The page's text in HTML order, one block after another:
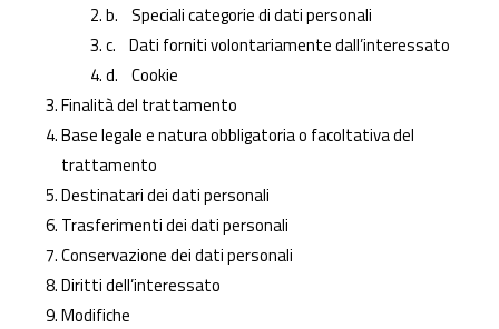
b. Speciali categorie di dati personali
c. Dati forniti volontariamente dall’interessato
d. Cookie
Finalità del trattamento
Base legale e natura obbligatoria o facoltativa del
trattamento
Destinatari dei dati personali
Trasferimenti dei dati personali
Conservazione dei dati personali
Diritti dell’interessato
Modifiche